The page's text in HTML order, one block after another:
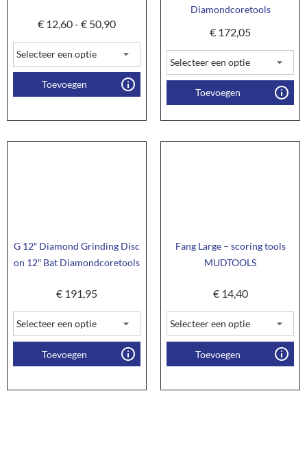
€ 12,60- € 50,90
Toevoegen
Diamondcoretools
€ 172,05
Toevoegen
G 12″ Diamond Grinding Disc
on 12″ Bat Diamondcoretools
€ 191,95
Toevoegen
Fang Large – scoring tools
MUDTOOLS
€14,40
Toevoegen